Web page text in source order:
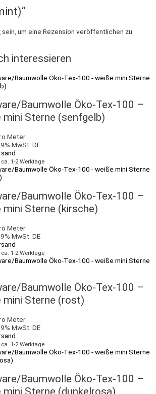
sein, um eine Rezension veröffentlichen zu
interessieren
Baumwolle Öko-Tex-100 –
mini Sterne (senfgelb)
Meter
MwSt. DE
1-2 Werktage
Baumwolle Öko-Tex-100 –
mini Sterne (kirsche)
Meter
MwSt. DE
1-2 Werktage
Baumwolle Öko-Tex-100 –
mini Sterne (rost)
Meter
MwSt. DE
1-2 Werktage
Baumwolle Öko-Tex-100 –